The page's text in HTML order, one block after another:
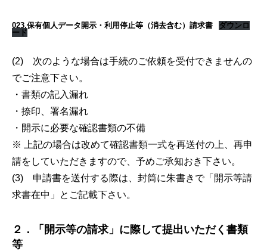
023.保有個人データ開示・利用停止等（消去含む）請求書
ダウンロ
ード
(2) 次のような場合は手続のご依頼を受付できませんの
でご注意下さい。
・書類の記入漏れ
・捺印、署名漏れ
・開示に必要な確認書類の不備
※ 上記の場合は改めて確認書類一式を再送付の上、再申
請をしていただきますので、予めご承知おき下さい。
(3) 申請書を送付する際は、封筒に朱書きで「開示等請
求書在中」とご記載下さい。
２．「開示等の請求」に際して提出いただく書類
等